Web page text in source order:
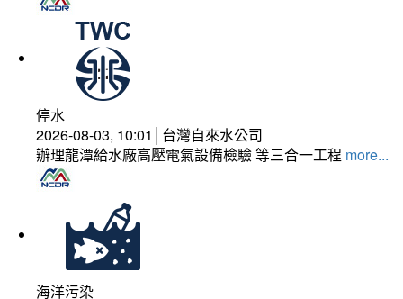
停水
2026-08-03, 10:01│台灣自來水公司
辦理龍潭給水廠高壓電氣設備檢驗 等三合一工程 more...
海洋污染